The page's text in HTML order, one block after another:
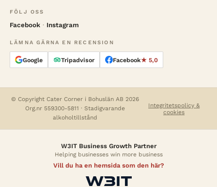
FÖLJ OSS
Facebook · Instagram
LÄMNA GÄRNA EN RECENSION
Google Tripadvisor Facebook★ 5,0
© Copyright Cater Corner i Bohuslän AB 2026
Org.nr 559300-5811 · Stadigvarande
alkoholtillstånd
Integritetspolicy &
cookies
W3IT Business Growth Partner
Helping businesses win more business
Vill du ha en hemsida som den här?